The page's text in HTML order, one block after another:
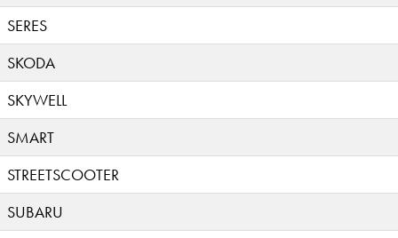
SERES
SKODA
SKYWELL
SMART
STREETSCOOTER
SUBARU